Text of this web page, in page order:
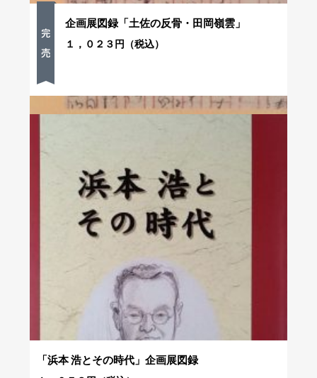
企画展図録「土佐の反骨・田岡嶺雲」
１，０２３円（税込）
「浜本 浩とその時代」企画展図録